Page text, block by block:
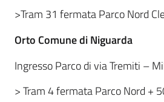
>Tram 31 fermata Parco Nord
Orto Comune di Niguarda
Ingresso Parco di via Tremiti –
> Tram 4 fermata Parco Nord +